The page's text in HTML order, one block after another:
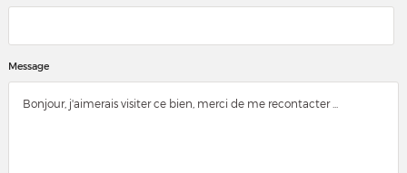
Message